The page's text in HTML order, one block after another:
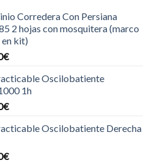
Corredera Con Persiana
2 hojas con mosquitera (marco
en kit)
€El
actual
es:
435.00€.
Oscilobatiente
1h
€El
actual
135.00€.
Oscilobatiente Derecha
€El